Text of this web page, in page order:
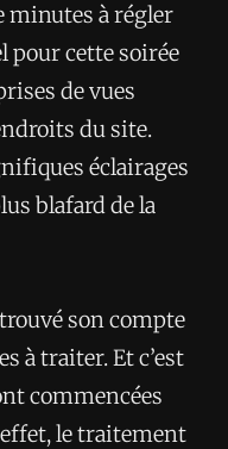
minutes à régler
pour cette soirée
de vues
du site.
éclairages
blafard de la
son compte
à traiter. Et c’est
commencées
le traitement